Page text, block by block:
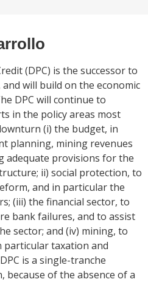
(DPC) is the successor to
and will build on the economic
DPC will continue to
in the policy areas most
(i) the budget, in
planning, mining revenues
adequate provisions for the
ii) social protection, to
and in particular the
(iii) the financial sector, to
bank failures, and to assist
sector; and (iv) mining, to
particular taxation and
is a single-tranche
because of the absence of a